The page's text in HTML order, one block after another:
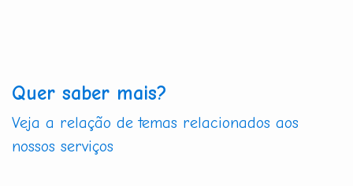
Quer saber mais?
Veja a relação de temas relacionados aos
nossos serviços